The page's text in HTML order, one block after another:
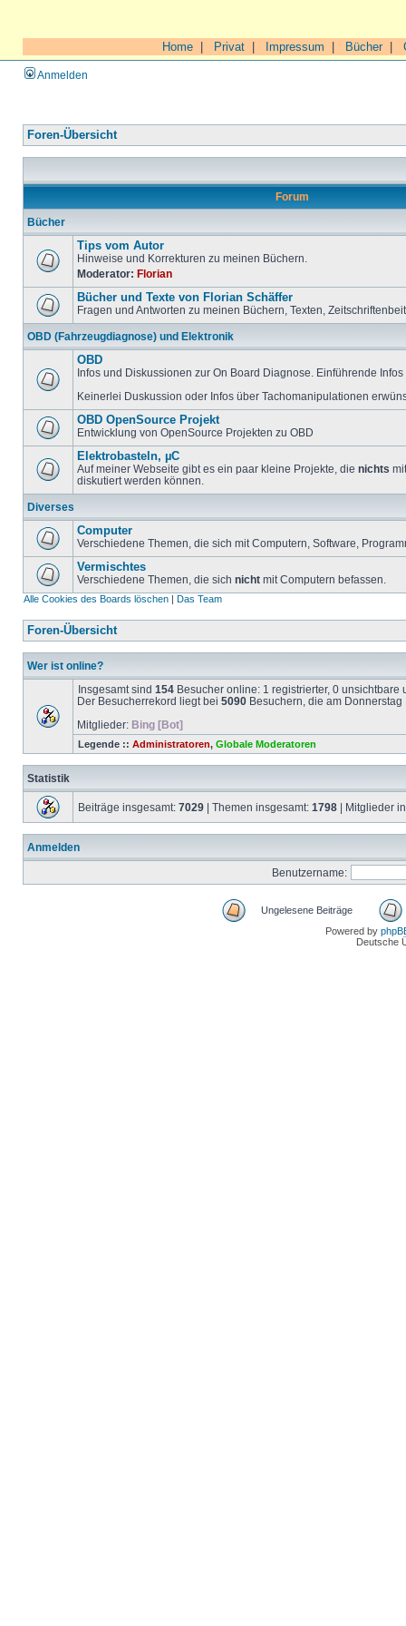
Home Privat Impressum Bücher|
Anmelden
Foren-Übersicht
Forum
Bücher
Tips vom Autor
Hinweise und Korrekturen zu meinen Büchern.
Moderator: Florian
Bücher und Texte von Florian Schäffer
Fragen und Antworten zu meinen Büchern, Texten,
OBD (Fahrzeugdiagnose) und Elektronik
OBD
Infos und Diskussionen zur On Board Diagnose. Einführende
Keinerlei Duskussion oder Infos über Tachomanipulationen
OBD OpenSource Projekt
Entwicklung von OpenSource Projekten zu OBD
Elektrobasteln, µC
Auf meiner Webseite gibt es ein paar kleine Projekte, die nichts
diskutiert werden können.
Diverses
Computer
Verschiedene Themen, die sich mit Computern, Software,
Vermischtes
Verschiedene Themen, die sich nicht mit Computern befassen.
Alle Cookies des Boards löschen | Das Team
Foren-Übersicht
Wer ist online?
Insgesamt sind 154 Besucher online: 1 registrierter, 0
Der Besucherrekord liegt bei 5090 Besuchern, die am
Mitglieder: Bing [Bot]
Legende :: Administratoren, Globale Moderatoren
Statistik
Beiträge insgesamt: 7029 | Themen insgesamt: 1798 | Mitglieder
Anmelden
Benutzername:
Ungelesene Beiträge
Powered by
Deutsche